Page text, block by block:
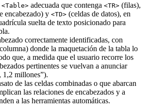
<Table> adecuada que contenga <TR> (filas),
encabezado) y <TD> (celdas de datos), en
suelta de texto posicionado para
correctamente identificadas, con
donde la maquetación de la tabla lo
que, a medida que el usuario recorre los
pertinentes se vuelvan a anunciar
1,2 millones”).
de las celdas combinadas o que abarcan
las relaciones de encabezados y a
a las herramientas automáticas.